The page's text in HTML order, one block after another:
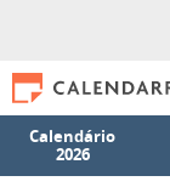
Calendário
2026